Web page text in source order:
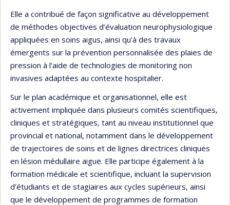
Elle a contribué de façon significative au développement
de méthodes objectives d’évaluation neurophysiologique
appliquées en soins aigus, ainsi qu’à des travaux
émergents sur la prévention personnalisée des plaies de
pression à l’aide de technologies de monitoring non
invasives adaptées au contexte hospitalier.
Sur le plan académique et organisationnel, elle est
activement impliquée dans plusieurs comités scientifiques,
cliniques et stratégiques, tant au niveau institutionnel que
provincial et national, notamment dans le développement
de trajectoires de soins et de lignes directrices cliniques
en lésion médullaire aiguë. Elle participe également à la
formation médicale et scientifique, incluant la supervision
d’étudiants et de stagiaires aux cycles supérieurs, ainsi
que le développement de programmes de formation